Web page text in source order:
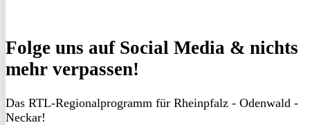
Folge uns auf Social Media & nichts
mehr verpassen!
Das RTL-Regionalprogramm für Rheinpfalz - Odenwald -
Neckar!